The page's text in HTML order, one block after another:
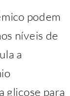
podem
níveis de
a
glicose para